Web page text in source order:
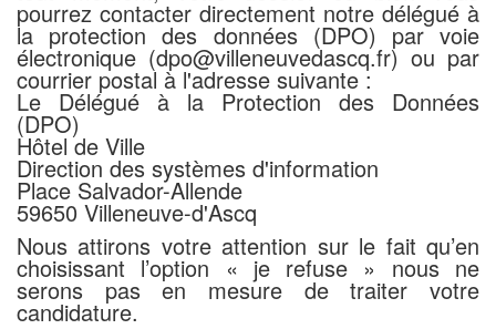
pourrez contacter directement notre délégué à
la protection des données (DPO) par voie
électronique (dpo@villeneuvedascq.fr) ou par
courrier postal à l'adresse suivante :
Le Délégué à la Protection des Données
(DPO)
Hôtel de Ville
Direction des systèmes d'information
Place Salvador-Allende
59650 Villeneuve-d'Ascq
Nous attirons votre attention sur le fait qu’en
choisissant l’option « je refuse » nous ne
serons pas en mesure de traiter votre
candidature.